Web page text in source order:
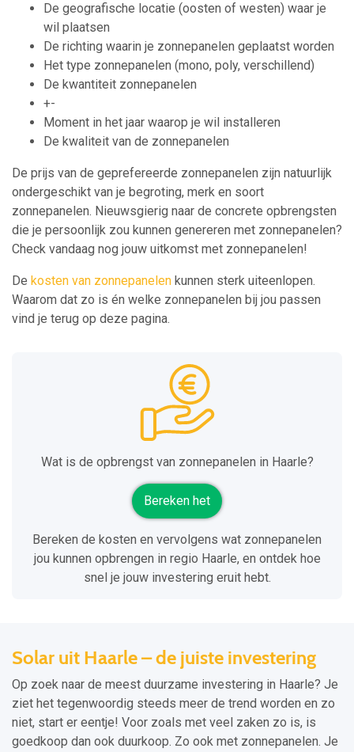
De geografische locatie (oosten of westen) waar je
wil plaatsen
De richting waarin je zonnepanelen geplaatst worden
Het type zonnepanelen (mono, poly, verschillend)
De kwantiteit zonnepanelen
+-
Moment in het jaar waarop je wil installeren
De kwaliteit van de zonnepanelen
De prijs van de geprefereerde zonnepanelen zijn natuurlijk
ondergeschikt van je begroting, merk en soort
zonnepanelen. Nieuwsgierig naar de concrete opbrengsten
die je persoonlijk zou kunnen genereren met zonnepanelen?
Check vandaag nog jouw uitkomst met zonnepanelen!
De kosten van zonnepanelen kunnen sterk uiteenlopen.
Waarom dat zo is én welke zonnepanelen bij jou passen
vind je terug op deze pagina.
Wat is de opbrengst van zonnepanelen in Haarle?
Bereken het
Bereken de kosten en vervolgens wat zonnepanelen
jou kunnen opbrengen in regio Haarle, en ontdek hoe
snel je jouw investering eruit hebt.
Solar uit Haarle – de juiste investering
Op zoek naar de meest duurzame investering in Haarle? Je
ziet het tegenwoordig steeds meer de trend worden en zo
niet, start er eentje! Voor zoals met veel zaken zo is, is
goedkoop dan ook duurkoop. Zo ook met zonnepanelen. Je